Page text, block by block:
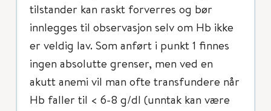
tilstander kan raskt forverres og bør
innlegges til observasjon selv om Hb ikke
er veldig lav. Som anført i punkt 1 finnes
ingen absolutte grenser, men ved en
akutt anemi vil man ofte transfundere når
Hb faller til < 6-8 g/dl (unntak kan være